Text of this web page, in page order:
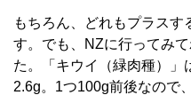
もちろん、どれもプラス
す。でも、NZに行ってみ
た。「キウイ（緑肉種）」
2.6g。1つ100g前後なので